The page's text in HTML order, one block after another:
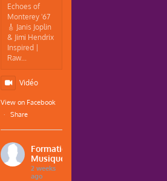
Echoes of
Monterey '67
🎸 Janis Joplin
& Jimi Hendrix
Inspired |
Raw...
Vidéo
View on Facebook
·
Share
Formations
Musique
2 weeks
ago